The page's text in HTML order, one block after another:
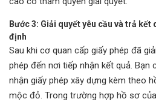
Bước 3: Giải quyết yêu cầu và trả
định
Sau khi cơ quan cấp giấy phép đã
phép đến nơi tiếp nhận kết quả. Bạn
nhận giấy phép xây dựng kèm theo
mộc đỏ. Trong trường hợp hồ sơ